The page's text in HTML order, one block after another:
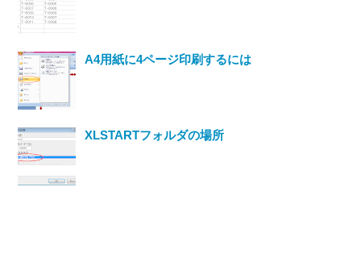
A4用紙に4ページ印刷するには
XLSTARTフォルダの場所